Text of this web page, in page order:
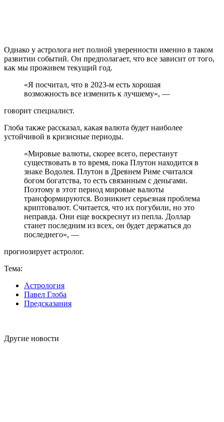
Однако у астролога нет полной уверенности именно в таком
развитии событий. Он предполагает, что все зависит от того,
как мы проживем текущий год.
«Я посчитал, что в 2023-м есть хорошая
возможность все изменить к лучшему», —
говорит специалист.
Глоба также рассказал, какая валюта будет наиболее
устойчивой в кризисные периоды.
«Мировые валюты, скорее всего, перестанут
существовать в то время, пока Плутон находится в
знаке Водолея. Плутон в Древнем Риме считался
богом богатства, то есть связанным с деньгами.
Поэтому в этот период мировые валюты
трансформируются. Возникнет серьезная проблема
криптовалют. Считается, что их погубили, но это
неправда. Они еще воскреснут из пепла. Доллар
станет последним из всех, он будет держаться до
последнего», —
прогнозирует астролог.
Тема:
Астрология
Павел Глоба
Предсказания
Другие новости